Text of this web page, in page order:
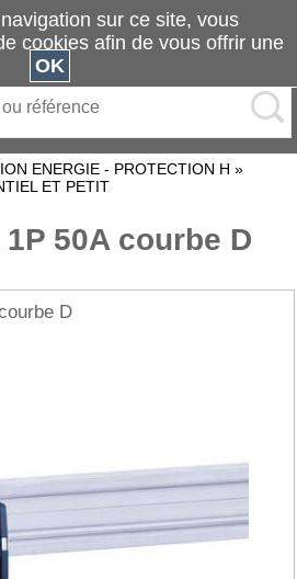
ENERGIE - PROTECTION H »
ET PETIT
50A courbe D
D
sur ce site, vous
cookies afin de vous offrir une
OK